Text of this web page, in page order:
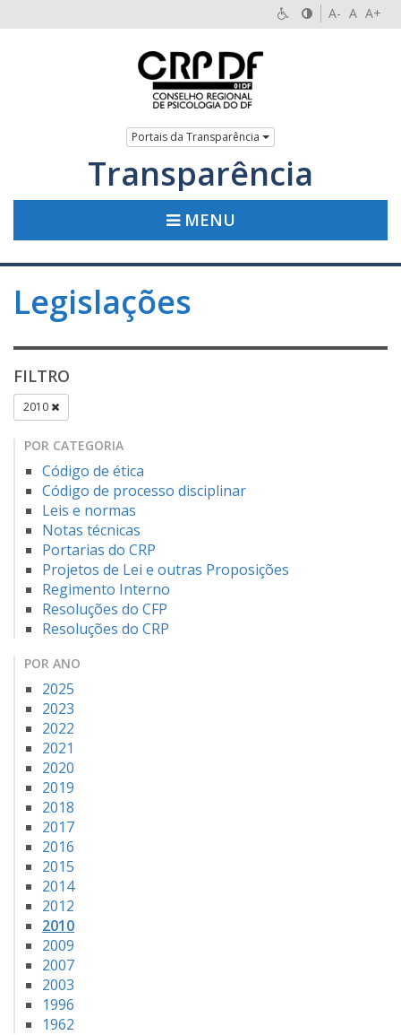
A- A A+
Portais da Transparência
Transparência
MENU
Legislações
FILTRO
2010
POR CATEGORIA
Código de ética
Código de processo disciplinar
Leis e normas
Notas técnicas
Portarias do CRP
Projetos de Lei e outras Proposições
Regimento Interno
Resoluções do CFP
Resoluções do CRP
POR ANO
2025
2023
2022
2021
2020
2019
2018
2017
2016
2015
2014
2012
2010
2009
2007
2003
1996
1962